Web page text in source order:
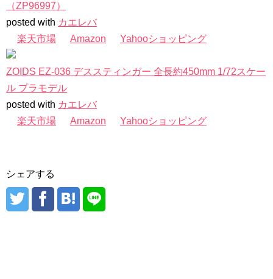
（ZP96997）
posted with カエレバ
楽天市場
Amazon Yahooショッピング
ZOIDS EZ-036 デススティンガー 全長約450mm 1/72スケー
ル プラモデル
posted with カエレバ
楽天市場
Amazon Yahooショッピング
シェアする